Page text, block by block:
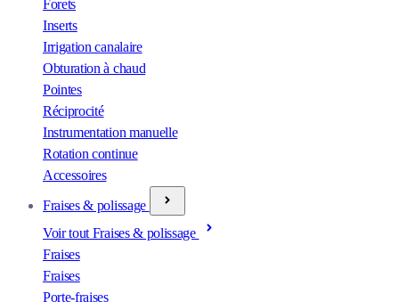
Forets
Inserts
Irrigation canalaire
Obturation à chaud
Pointes
Réciprocité
Instrumentation manuelle
Rotation continue
Accessoires
Fraises & polissage
Voir tout Fraises & polissage
Fraises
Fraises
Porte-fraises